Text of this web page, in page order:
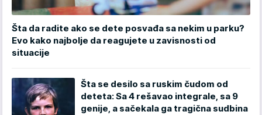
Šta da radite ako se dete posvađa sa nekim u parku?
Evo kako najbolje da reagujete u zavisnosti od
situacije
Šta se desilo sa ruskim čudom od
deteta: Sa 4 rešavao integrale, sa 9
genije, a sačekala ga tragična sudbina